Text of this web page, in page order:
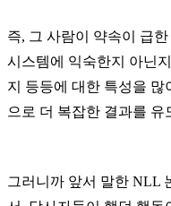
즉, 그 사람이 약속이 급
시스템에 익숙한지 아닌지
지 등등에 대한 특성을 많
으로 더 복잡한 결과를 유
그러니까 앞서 말한 NLL